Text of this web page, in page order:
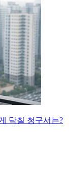
닥칠 청구서는?